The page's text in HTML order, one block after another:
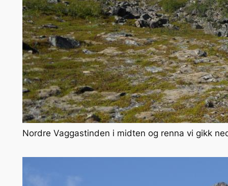
Nordre Vaggastinden i midten og renna vi gikk